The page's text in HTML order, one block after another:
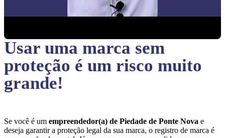
Usar uma marca sem
proteção é um risco muito
grande!
Se você é um empreendedor(a) de Piedade de Ponte Nova e
deseja garantir a proteção legal da sua marca, o registro de marca é